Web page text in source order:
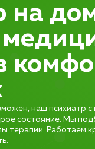
на
наш психиатр
состояние. Мы
терапии. Работаем